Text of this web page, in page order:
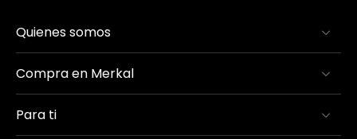
Quienes somos
Compra en Merkal
Para ti